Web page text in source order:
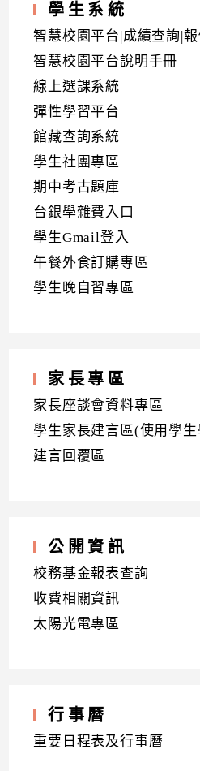
學生系統
智慧校園平台|成績查詢|
智慧校園平台說明手冊
線上選課系統
彈性學習平台
館藏查詢系統
學生社團專區
期中考古題庫
台銀學雜費入口
學生Gmail登入
午餐外食訂購專區
學生晚自習專區
家長專區
家長座談會資料專區
學生家長建言區(使用學
建言回覆區
公開資訊
校務基金報表查詢
收費相關資訊
太陽光電專區
行事曆
重要日程表及行事曆